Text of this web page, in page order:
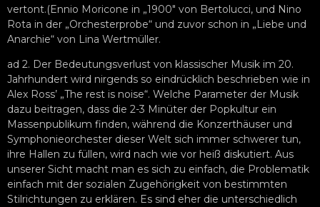
vertont.(Ennio Moricone in „1900″ von Bertolucci, und Nino
Rota in der „Orchesterprobe“ und zuvor schon in „Liebe und
Anarchie“ von Lina Wertmüller.
ad 2. Der Bedeutungsverlust von klassischer Musik im 20.
Jahrhundert wird nirgends so eindrücklich beschrieben wie in
Alex Ross’ „The rest is noise“. Welche Parameter der Musik
dazu beitragen, dass die 2-3 Minüter der Popkultur ein
Massenpublikum finden, während die Konzerthäuser und
Symphonieorchester dieser Welt sich immer schwerer tun,
ihre Hallen zu füllen, wird nach wie vor heiß diskutiert. Aus
unserer Sicht macht man es sich zu einfach, die Problematik
einfach mit der sozialen Zugehörigkeit von bestimmten
Stilrichtungen zu erklären. Es sind eher die unterschiedlich